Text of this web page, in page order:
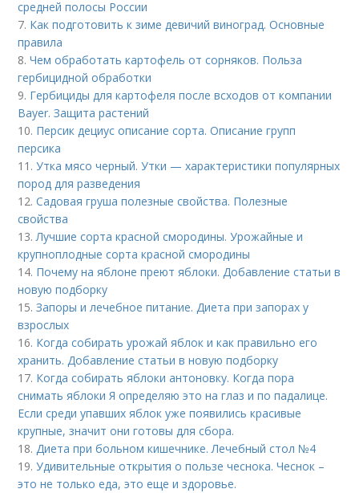
средней полосы России
7. Как подготовить к зиме девичий виноград. Основные
правила
8.Чем обработать картофель от сорняков. Польза
гербицидной обработки
9. Гербициды для картофеля после всходов от компании
Bayer. Защита растений
10. Персик дециус описание сорта. Описание групп
персика
11.Утка мясо черный. Утки — характеристики популярных
пород для разведения
12.Садовая груша полезные свойства. Полезные
свойства
13.Лучшие сорта красной смородины. Урожайные и
крупноплодные сорта красной смородины
14. Почему на яблоне преют яблоки. Добавление статьи в
новую подборку
15.Запоры и лечебное питание. Диета при запорах у
взрослых
16. Когда собирать урожай яблок и как правильно его
хранить. Добавление статьи в новую подборку
17. Когда собирать яблоки антоновку. Когда пора
снимать яблоки Я определяю это на глаз и по падалице.
Если среди упавших яблок уже появились красивые
крупные, значит они готовы для сбора.
18.Диета при больном кишечнике. Лечебный стол №4
19.Удивительные открытия о пользе чеснока. Чеснок –
это не только еда, это еще и здоровье.